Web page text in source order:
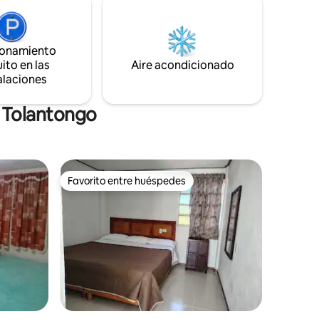
tan
cálido y acogedor, ideal para
desconectarte de la rutina sin renunciar
en las
Aire acondicionado
Favorito entre huéspedes
Favorito entre huéspedes